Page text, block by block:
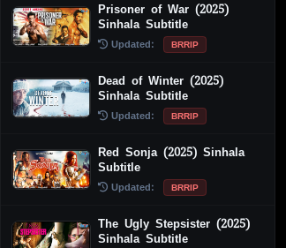
Prisoner of War (2025)
Sinhala Subtitle
Updated: BRRIP
Dead of Winter (2025)
Sinhala Subtitle
Updated: BRRIP
Red Sonja (2025) Sinhala
Subtitle
Updated: BRRIP
The Ugly Stepsister (2025)
Sinhala Subtitle